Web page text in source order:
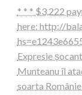
* * * $3,222
here: http://
Expresie
Munteanu îl
soarta